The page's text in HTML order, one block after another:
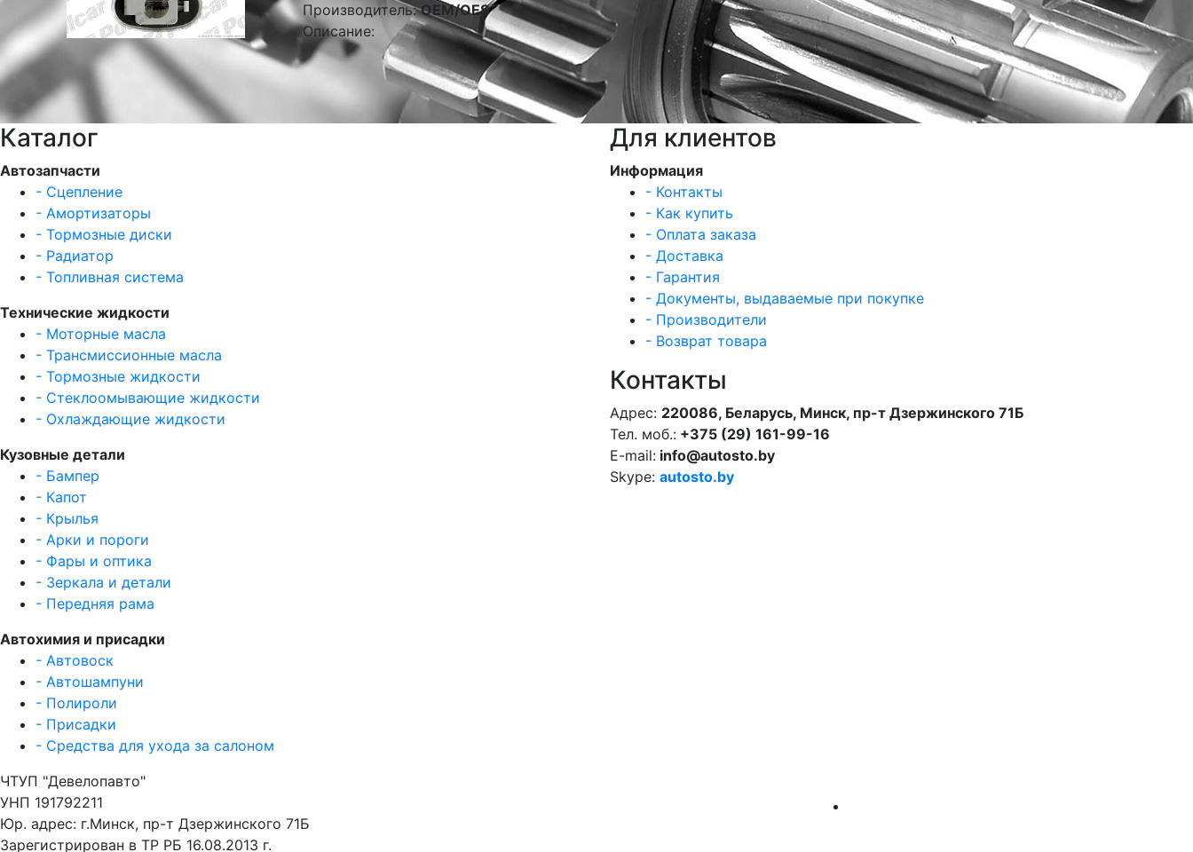
Производитель:OEM/OES
Описание:
Каталог
Автозапчасти
- Сцепление
- Амортизаторы
- Тормозные диски
- Радиатор
- Топливная система
Технические жидкости
- Моторные масла
- Трансмиссионные масла
- Тормозные жидкости
- Стеклоомывающие жидкости
- Охлаждающие жидкости
Кузовные детали
- Бампер
- Капот
- Крылья
- Арки и пороги
- Фары и оптика
- Зеркала и детали
- Передняя рама
Автохимия и присадки
- Автовоск
- Автошампуни
- Полироли
- Присадки
- Средства для ухода за салоном
Для клиентов
Информация
- Контакты
- Как купить
- Оплата заказа
- Доставка
- Гарантия
- Документы, выдаваемые при покупке
- Производители
- Возврат товара
Контакты
Адрес: 220086, Беларусь, Минск, пр-т Дзержинского 71Б
Тел. моб.: +375 (29) 161-99-16
E-mail: info@autosto.by
Skype: autosto.by
ЧТУП "Девелопавто"
УНП 191792211
Юр. адрес: г.Минск, пр-т Дзержинского 71Б
Зарегистрирован в ТР РБ 16.08.2013 г.